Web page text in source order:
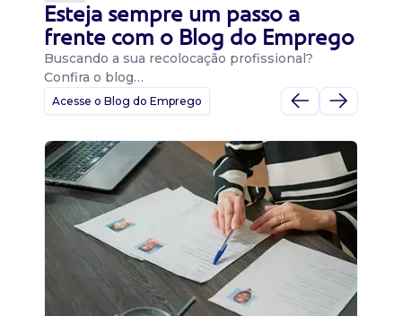
Esteja sempre um passo a
frente com o Blog do Emprego
Buscando a sua recolocação profissional?
Confira o blog…
Acesse o Blog do Emprego